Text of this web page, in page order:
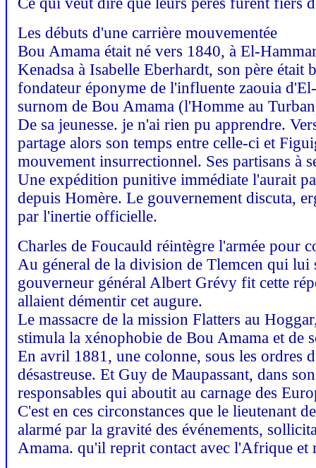
Les débuts d'une carrière mouvementée
Bou Amama était né vers 1840, à El-
Kenadsa à Isabelle Eberhardt, son père
fondateur éponyme de l'influente zaouia
surnom de Bou Amama (l'Homme au
De sa jeunesse. je n'ai rien pu apprendre.
partage alors son temps entre celle-ci et
mouvement insurrectionnel. Ses partisans à
Une expédition punitive immédiate l'aurait
depuis Homère. Le gouvernement discuta,
par l'inertie officielle.
Charles de Foucauld réintègre l'armée pour
Au géneral de la division de Tlemcen qui lui
gouverneur général Albert Grévy fit cette
allaient démentir cet augure.
Le massacre de la mission Flatters au
stimula la xénophobie de Bou Amama et de
En avril 1881, une colonne, sous les ordres
désastreuse. Et Guy de Maupassant, dans
responsables qui aboutit au carnage des
C'est en ces circonstances que le lieutenant
alarmé par la gravité des événements,
Amama. qu'il reprit contact avec l'Afrique et